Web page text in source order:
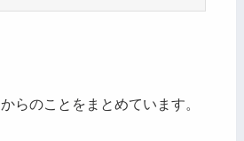
らのことをまとめています。